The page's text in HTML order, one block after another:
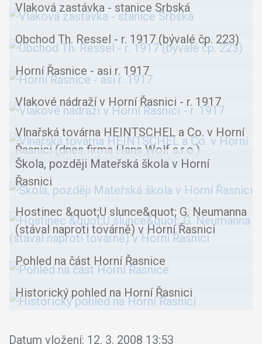
Vlaková zastávka - stanice Srbská
Obchod Th. Ressel - r. 1917 (bývalé čp. 223)
Horní Řasnice - asi r. 1917
Vlakové nádraží v Horní Řasnici - r. 1917
Vlnařská továrna HEINTSCHEL a Co. v Horní
Řasnici (dnes firma Hans Wolf s.r.o.)
Škola, později Mateřská škola v Horní
Řasnici
Hostinec &quot;U slunce&quot; G. Neumanna
(stával naproti továrně) v Horní Řasnici
Pohled na část Horní Řasnice
Historický pohled na Horní Řasnici
Datum vložení: 12. 3. 2008 13:53